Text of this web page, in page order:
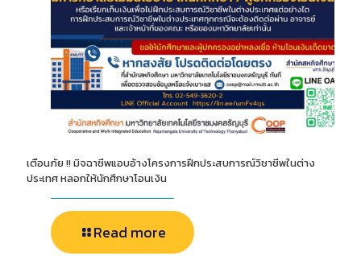
เตือนภัย !! มิจฉาชีพแอบอ้างโครงการฝึกประสบการณ์วิชาชีพในต่าง
ประเทศ หลอกให้นักศึกษาโอนเงิน
Read more